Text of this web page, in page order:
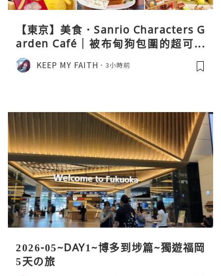
【東京】美食．Sanrio Characters G
arden Café｜被布甸狗包圍的超可愛
下午茶體驗
KEEP MY FAITH 3小時前
2026-05~DAY1~博多到埗篇~獨遊福岡
5天の旅